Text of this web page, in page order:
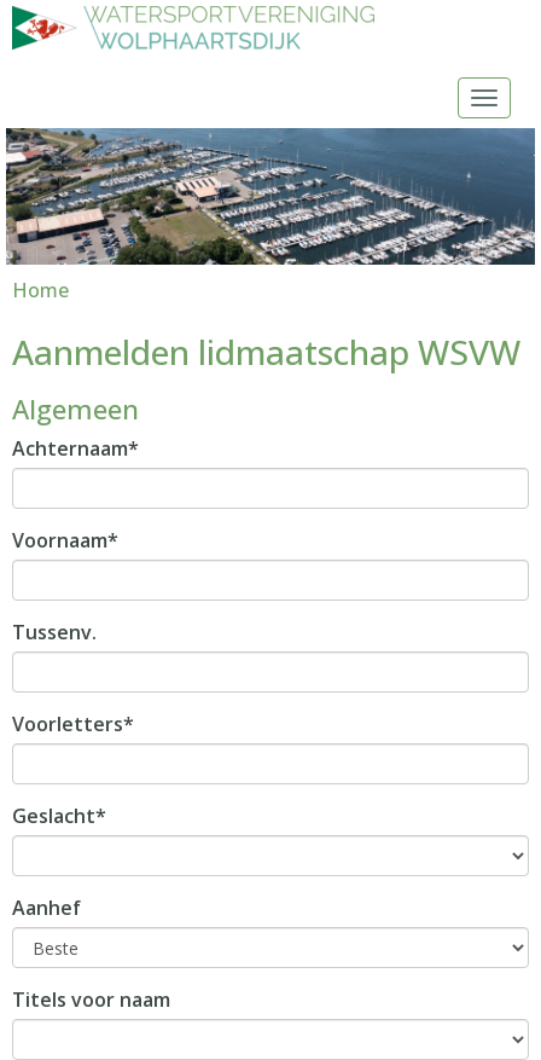
Home
Aanmelden lidmaatschap WSVW
Algemeen
Achternaam*
Voornaam*
Tussenv.
Voorletters*
Geslacht*
Aanhef
Titels voor naam